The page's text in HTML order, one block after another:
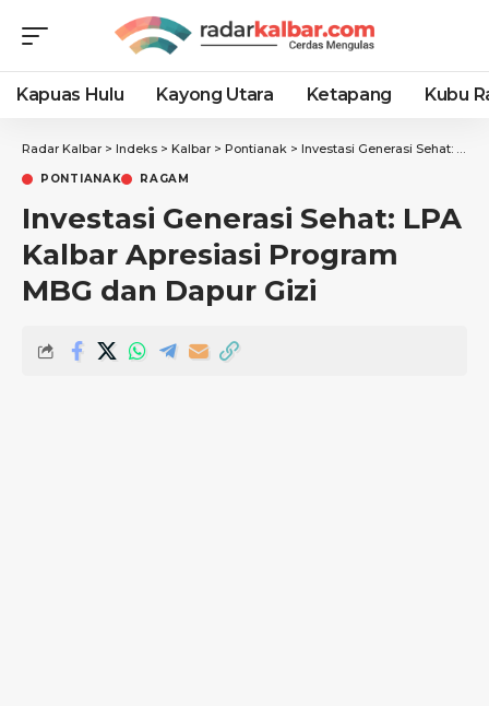
Kapuas Hulu Kayong Utara Ketapang Kubu
Radar Kalbar > Indeks > Kalbar > Pontianak > Investasi Generasi Sehat: LPA Kalbar Apresiasi Program MBG dan Dapur Gizi
PONTIANAK RAGAM
Investasi Generasi Sehat: LPA
Kalbar Apresiasi Program
MBG dan Dapur Gizi